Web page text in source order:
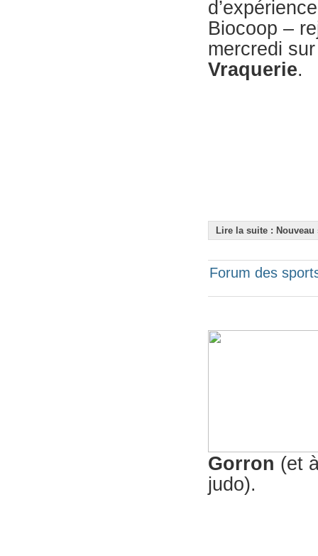
Biocoop –
mercredi
Vraquerie.
Lire la suite :
Forum des
Gorron (et
judo).